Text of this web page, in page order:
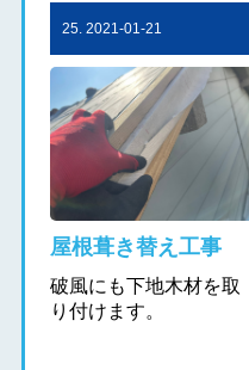
25. 2021-01-21
屋根葺き替え工事
破風にも下地木材を取
り付けます。